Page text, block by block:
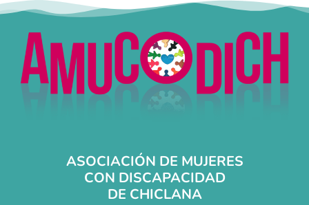
ASOCIACIÓN DE MUJERES
CON DISCAPACIDAD
DE CHICLANA